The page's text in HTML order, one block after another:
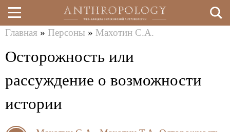
Перейти
к
здесь
Главная » Персоны » Махотин С.А.
Осторожность или
рассуждение о возможности
истории